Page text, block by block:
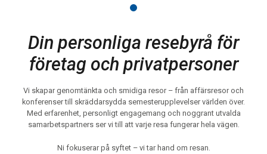
Din personliga resebyrå för
företag och privatpersoner
Vi skapar genomtänkta och smidiga resor – från affärsresor och
konferenser till skräddarsydda semesterupplevelser världen över.
Med erfarenhet, personligt engagemang och noggrant utvalda
samarbetspartners ser vi till att varje resa fungerar hela vägen.
Ni fokuserar på syftet – vi tar hand om resan.